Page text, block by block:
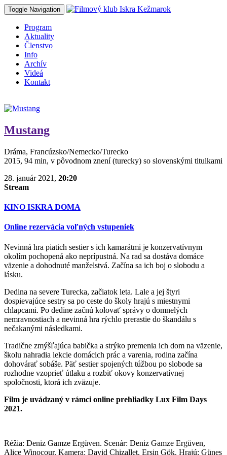
Toggle Navigation
Program
Aktuality
Členstvo
Info
Archív
Videá
Kontakt
Mustang
Dráma, Francúzsko/Nemecko/Turecko
2015, 94 min, v pôvodnom znení (turecky) so slovenskými titulkami
28. január 2021, 20:20
Stream
KINO ISKRA DOMA
Online rezervácia voľných vstupeniek
Nevinná hra piatich sestier s ich kamarátmi je konzervatívnym
okolím pochopená ako neprípustná. Na rad sa dostáva domáce
väzenie a dohodnuté manželstvá. Začína sa ich boj o slobodu a
lásku.
Dedina na severe Turecka, začiatok leta. Lale a jej štyri
dospievajúce sestry sa po ceste do školy hrajú s miestnymi
chlapcami. Po dedine začnú kolovať správy o domnelých
nemravnostiach a nevinná hra rýchlo prerastie do škandálu s
nečakanými následkami.
Tradične zmýšľajúca babička a strýko premenia ich dom na väzenie,
školu nahradia lekcie domácich prác a varenia, rodina začína
dohovárať sobáše. Päť sestier spojených túžbou po slobode sa
rozhodne vzoprieť útlaku a rozbiť okovy konzervatívnej
spoločnosti, ktorá ich zväzuje.
Film je uvádzaný v rámci online prehliadky Lux Film Days
2021.
Réžia: Deniz Gamze Ergüven. Scenár: Deniz Gamze Ergüven,
Alice Winocour. Kamera: David Chizallet, Ersin Gök. Hrajú: Güneş